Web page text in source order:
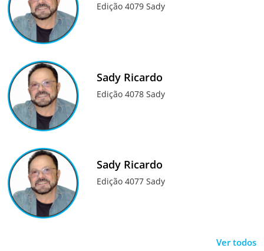
Edição 4079 Sady
Sady Ricardo
Edição 4078 Sady
Sady Ricardo
Edição 4077 Sady
Ver todos